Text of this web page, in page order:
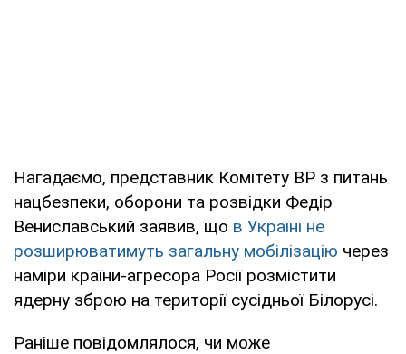
Нагадаємо, представник Комітету ВР з питань
нацбезпеки, оборони та розвідки Федір
Вениславський заявив, що в Україні не
розширюватимуть загальну мобілізацію через
наміри країни-агресора Росії розмістити
ядерну зброю на території сусідньої Білорусі.
Раніше повідомлялося, чи може